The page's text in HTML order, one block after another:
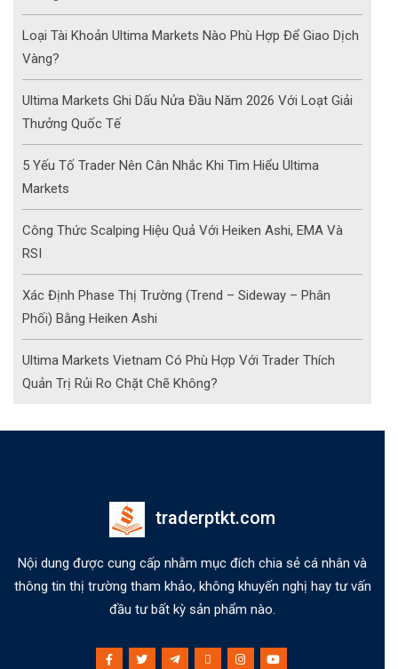
Loại Tài Khoản Ultima Markets Nào Phù Hợp Để Giao Dịch
Vàng?
Ultima Markets Ghi Dấu Nửa Đầu Năm 2026 Với Loạt Giải
Thưởng Quốc Tế
5 Yếu Tố Trader Nên Cân Nhắc Khi Tìm Hiểu Ultima
Markets
Công Thức Scalping Hiệu Quả Với Heiken Ashi, EMA Và
RSI
Xác Định Phase Thị Trường (Trend – Sideway – Phân
Phối) Bằng Heiken Ashi
Ultima Markets Vietnam Có Phù Hợp Với Trader Thích
Quản Trị Rủi Ro Chặt Chẽ Không?
traderptkt.com
Nội dung được cung cấp nhằm mục đích chia sẻ cá nhân và
thông tin thị trường tham khảo, không khuyến nghị hay tư vấn
đầu tư bất kỳ sản phẩm nào.